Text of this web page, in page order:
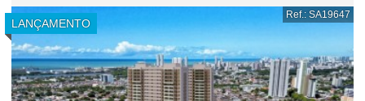
LANÇAMENTO
Ref.: SA19647